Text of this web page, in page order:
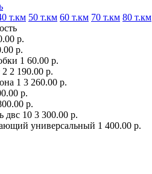
т.км 50 т.км 60 т.км 70 т.км 80 т.км
р.
р.
1 60.00 р.
2 2 190.00 р.
1 3 260.00 р.
р.
р.
двс 10 3 300.00 р.
универсальный 1 400.00 р.